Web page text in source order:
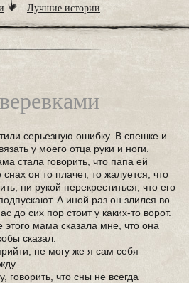
Лучшие истории
серьезную ошибку. В спешке и
у моего отца руки и ноги.
стала говорить, что папа ей
он то плачет, то жалуется, что
ни рукой перекреститься, что его
А иной раз он злился во
до сих пор стоит у каких-то ворот.
этого мама сказала мне, что она
сказал:
не могу же я сам себя
говорить, что сны не всегда